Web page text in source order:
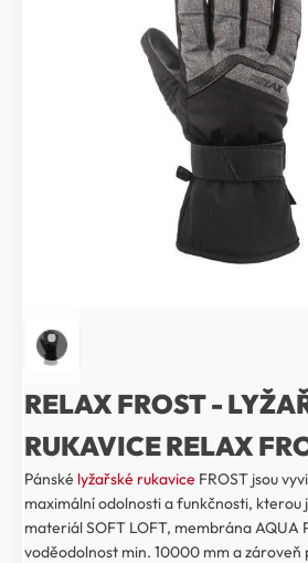
RELAX FROST -
RUKAVICE RELAX
Pánské lyžařské rukavice FROST jsou
maximální odolnosti a funkčnosti, kterou
materiál SOFT LOFT, membrána AQUA
voděodolnost min. 10000 mm a